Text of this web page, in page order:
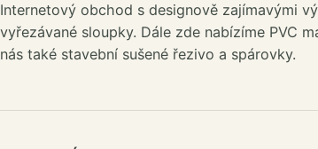
Internetový obchod s designově zajímavými
vyřezávané sloupky. Dále zde nabízíme PVC
nás také stavební sušené řezivo a spárovky.